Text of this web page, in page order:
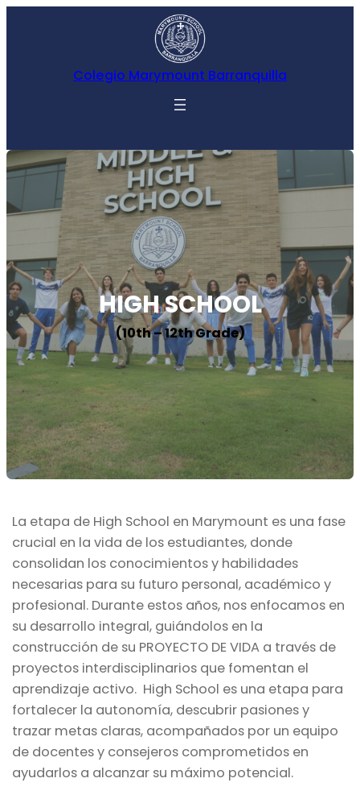
Colegio Marymount Barranquilla
HIGH SCHOOL
(10th – 12th Grade)
La etapa de High School en Marymount es una fase
crucial en la vida de los estudiantes, donde
consolidan los conocimientos y habilidades
necesarias para su futuro personal, académico y
profesional. Durante estos años, nos enfocamos en
su desarrollo integral, guiándolos en la
construcción de su PROYECTO DE VIDA a través de
proyectos interdisciplinarios que fomentan el
aprendizaje activo. High School es una etapa para
fortalecer la autonomía, descubrir pasiones y
trazar metas claras, acompañados por un equipo
de docentes y consejeros comprometidos en
ayudarlos a alcanzar su máximo potencial.